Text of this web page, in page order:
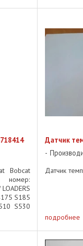
Bobcat
номер:
S185
S530
Датчик
Датчик
подробнее